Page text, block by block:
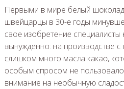
Первыми в мире белый
швейцарцы в 30-е годы
свое изобретение
вынужденно: на производстве с
слишком много масла какао,
особым спросом не
внимание на необычную